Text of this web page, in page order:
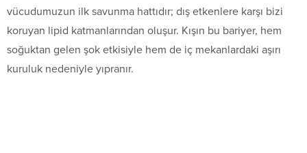
vücudumuzun ilk savunma hattıdır; dış etkenlere karşı bizi
koruyan lipid katmanlarından oluşur. Kışın bu bariyer, hem
soğuktan gelen şok etkisiyle hem de iç mekanlardaki aşırı
kuruluk nedeniyle yıpranır.